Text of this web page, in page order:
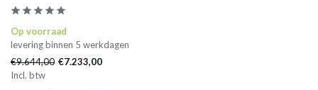
Op voorraad
levering binnen 5 werkdagen
€9.644,00 €7.233,00
Incl. btw